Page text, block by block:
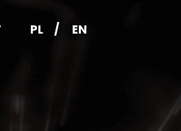
PL EN